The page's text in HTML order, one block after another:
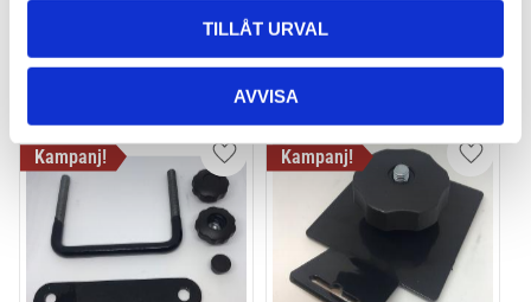
TILLÅT URVAL
AVVISA
3 795
Lägg till i favoriter Lägg